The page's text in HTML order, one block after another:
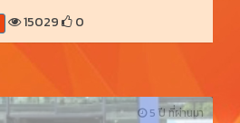
15029 0
5 ปี ที่ผ่านมา